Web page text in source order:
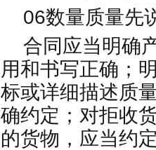
06数量质量先
合同应当明确
用和书写正确；
标或详细描述质
确约定；对拒收
的货物，应当约